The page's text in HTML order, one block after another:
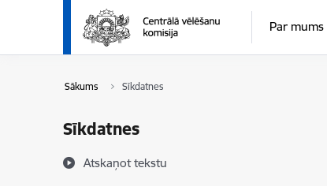
Pāriet uz lapas saturu
Par mums
Sākums Sīkdatnes
Sīkdatnes
Atskaņot tekstu